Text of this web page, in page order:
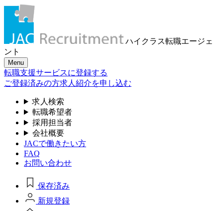
ハイクラス転職エージェ
ント
Menu
転職支援サービスに登録する
ご登録済みの方求人紹介を申し込む
求人検索
転職希望者
採用担当者
会社概要
JACで働きたい方
FAQ
お問い合わせ
保存済み
新規登録